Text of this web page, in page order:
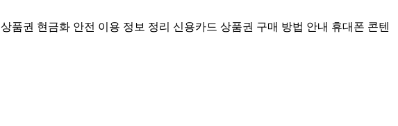
상품권 현금화 안전 이용 정보 정리 신용카드 상품권 구매 방법 안내 휴대폰 콘텐